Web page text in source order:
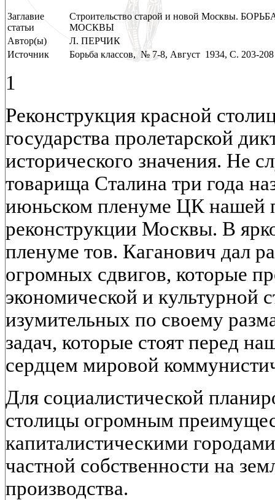
Заглавие
статьи
Строительство старой и новой Москвы.
МОСКВЫ
Автор(ы)
Л. ПЕРЧИК
Источник
Борьба классов, № 7-8, Август 1934, C. 203-208
1
Реконструкция красной
государства пролетарской
исторического значения. Не
товарища Сталина три года
июньском пленуме ЦК нашей
реконструкции Москвы. В
пленуме тов. Каганович дал
огромных сдвигов, которые
экономической и культурной
изумительных по своему
задач, которые стоят перед
сердцем мировой
Для социалистической
столицы огромным
капиталистическими
частной собственности на
производства.